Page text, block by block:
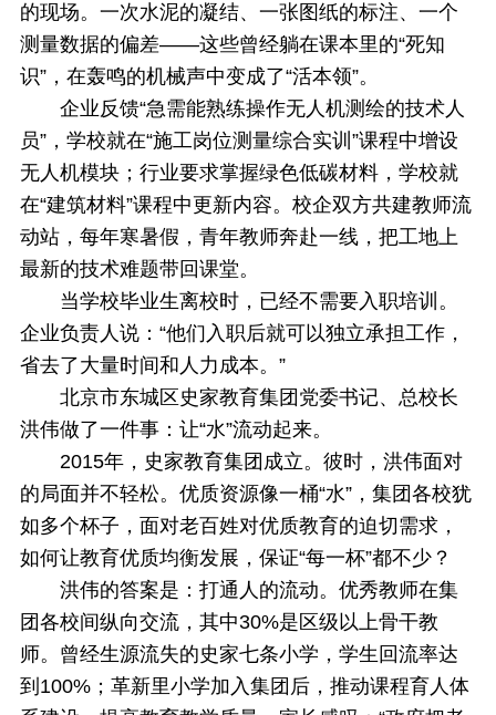
的现场。一次水泥的凝结、一张图纸的标注、一个
测量数据的偏差——这些曾经躺在课本里的“死知
识”，在轰鸣的机械声中变成了“活本领”。
企业反馈“急需能熟练操作无人机测绘的技术人
员”，学校就在“施工岗位测量综合实训”课程中增设
无人机模块；行业要求掌握绿色低碳材料，学校就
在“建筑材料”课程中更新内容。校企双方共建教师流
动站，每年寒暑假，青年教师奔赴一线，把工地上
最新的技术难题带回课堂。
当学校毕业生离校时，已经不需要入职培训。
企业负责人说：“他们入职后就可以独立承担工作，
省去了大量时间和人力成本。”
北京市东城区史家教育集团党委书记、总校长
洪伟做了一件事：让“水”流动起来。
2015年，史家教育集团成立。彼时，洪伟面对
的局面并不轻松。优质资源像一桶“水”，集团各校犹
如多个杯子，面对老百姓对优质教育的迫切需求，
如何让教育优质均衡发展，保证“每一杯”都不少？
洪伟的答案是：打通人的流动。优秀教师在集
团各校间纵向交流，其中30%是区级以上骨干教
师。曾经生源流失的史家七条小学，学生回流率达
到100%；革新里小学加入集团后，推动课程育人体